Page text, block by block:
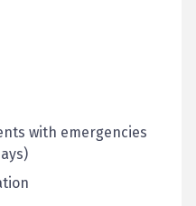
with emergencies